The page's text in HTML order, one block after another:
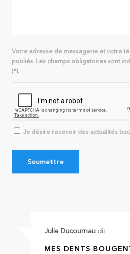
Votre adresse de messagerie et votre
publiés. Les champs obligatoires sont
(*).
Je désire recevoir des actualités
Julie Ducournau dit :
MES DENTS